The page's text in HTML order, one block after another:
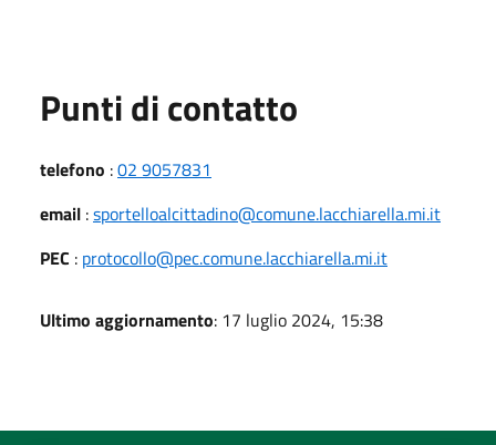
Punti di contatto
telefono :02 9057831
email :sportelloalcittadino@comune.lacchiarella.mi.it
PEC : protocollo@pec.comune.lacchiarella.mi.it
Ultimo aggiornamento: 17 luglio 2024, 15:38